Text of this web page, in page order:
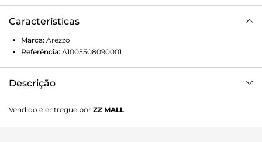
Características
Marca: Arezzo
Referência: A1005508090001
Descrição
e formato arredondado na ponta. Traz tira sobre os dedos,
tiras na parte central e superior do pé, todas conectadas
Vendido e entregue por ZZ MALL